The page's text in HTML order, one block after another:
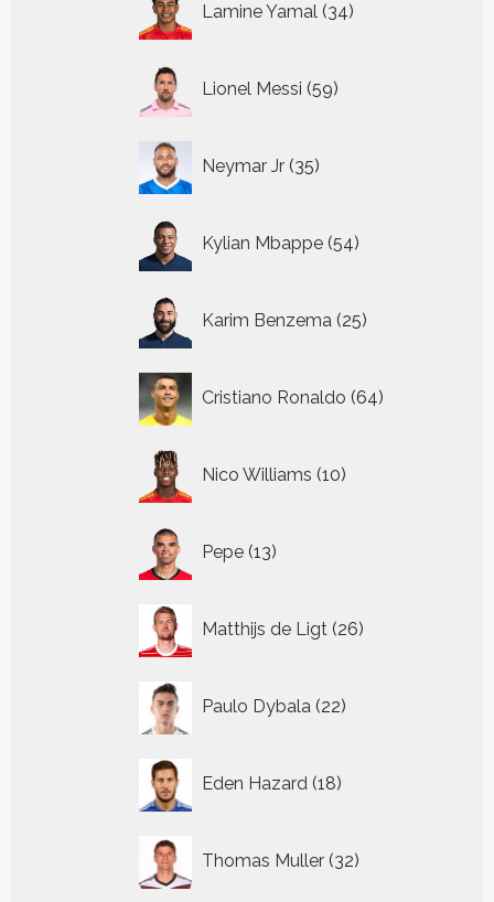
Lamine Yamal 34
producten
Lionel Messi 59
producten
Neymar Jr 35
producten
Kylian Mbappe 54
producten
Karim Benzema 25
producten
Cristiano Ronaldo 64
producten
Nico Williams 10
producten
Pepe 13
producten
Matthijs de Ligt 26
producten
Paulo Dybala 22
producten
Eden Hazard 18
producten
Thomas Muller 32
producten